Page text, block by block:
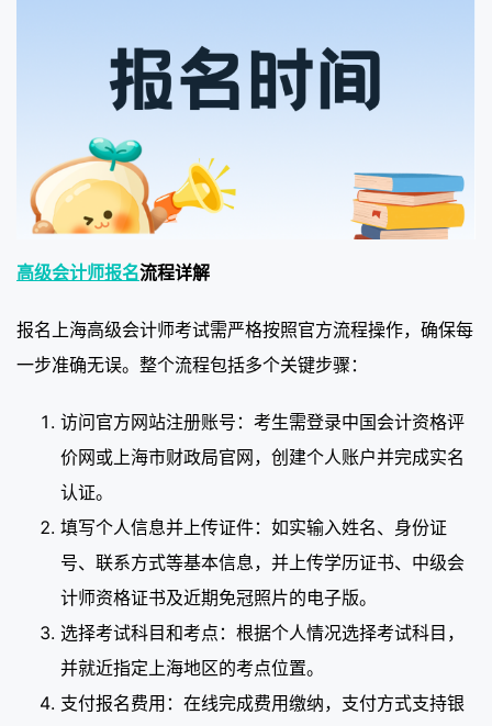
高级会计师报名流程详解
报名上海高级会计师考试需严格按照官方流程操作，确保每
一步准确无误。整个流程包括多个关键步骤：
访问官方网站注册账号：考生需登录中国会计资格评
价网或上海市财政局官网，创建个人账户并完成实名
认证。
填写个人信息并上传证件：如实输入姓名、身份证
号、联系方式等基本信息，并上传学历证书、中级会
计师资格证书及近期免冠照片的电子版。
选择考试科目和考点：根据个人情况选择考试科目，
并就近指定上海地区的考点位置。
支付报名费用：在线完成费用缴纳，支付方式支持银